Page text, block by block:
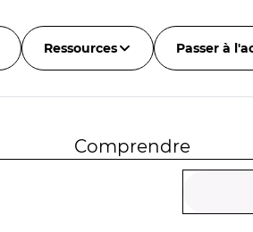
Ressources Passer à
Comprendre